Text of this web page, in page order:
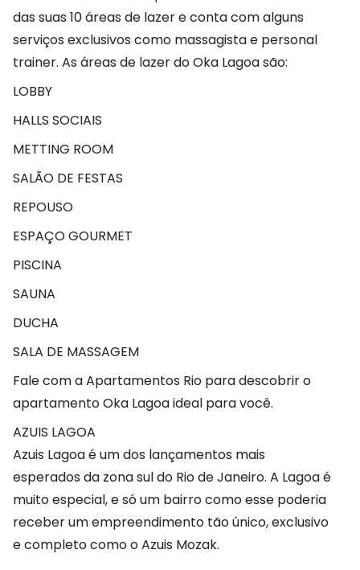
das suas 10 áreas de lazer e conta com alguns
serviços exclusivos como massagista e personal
trainer. As áreas de lazer do Oka Lagoa são:
LOBBY
HALLS SOCIAIS
METTING ROOM
SALÃO DE FESTAS
REPOUSO
ESPAÇO GOURMET
PISCINA
SAUNA
DUCHA
SALA DE MASSAGEM
Fale com a Apartamentos Rio para descobrir o
apartamento Oka Lagoa ideal para você.
AZUIS LAGOA
Azuis Lagoa é um dos lançamentos mais
esperados da zona sul do Rio de Janeiro. A Lagoa é
muito especial, e só um bairro como esse poderia
receber um empreendimento tão único, exclusivo
e completo como o Azuis Mozak.